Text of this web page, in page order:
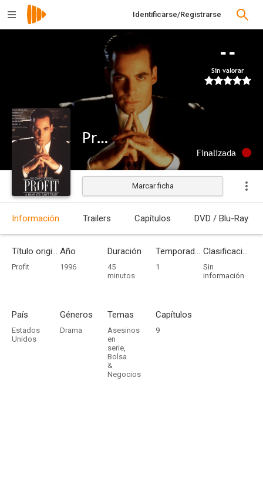
Identificarse/Registrarse
--
Sin valorar
Profit
Finalizada
Marcar ficha
Información Trailers Capítulos DVD / Blu-Ray
Título original
Profit
Año
1996
Duración
45
minutos
Temporadas
1
Clasificación por edades
Sin
información
País
Estados
Unidos
Géneros
Drama
Temas
Asesinos
en
serie,
Bolsa
&
Negocios
Capítulos
9